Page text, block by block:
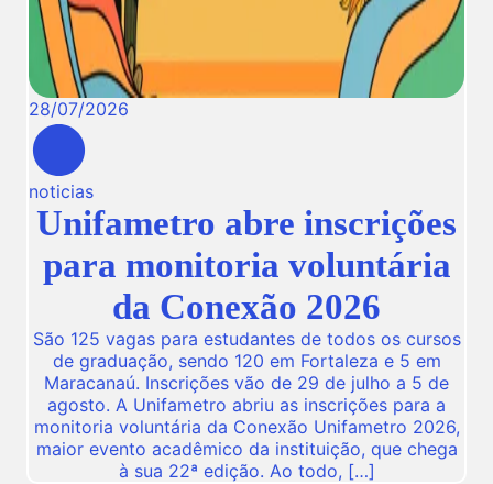
28/07/2026
noticias
Unifametro abre inscrições
para monitoria voluntária
da Conexão 2026
São 125 vagas para estudantes de todos os cursos
de graduação, sendo 120 em Fortaleza e 5 em
Maracanaú. Inscrições vão de 29 de julho a 5 de
agosto. A Unifametro abriu as inscrições para a
monitoria voluntária da Conexão Unifametro 2026,
maior evento acadêmico da instituição, que chega
à sua 22ª edição. Ao todo, […]